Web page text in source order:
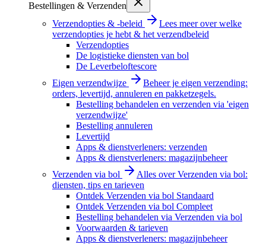
Bestellingen & Verzenden
Verzendopties & -beleid
Lees meer over welke
verzendopties je hebt & het verzendbeleid
Verzendopties
De logistieke diensten van bol
De Leverbeloftescore
Eigen verzendwijze
Beheer je eigen verzending:
orders, levertijd, annuleren en pakketzegels.
Bestelling behandelen en verzenden via 'eigen
verzendwijze'
Bestelling annuleren
Levertijd
Apps & dienstverleners: verzenden
Apps & dienstverleners: magazijnbeheer
Verzenden via bol
Alles over Verzenden via bol:
diensten, tips en tarieven
Ontdek Verzenden via bol Standaard
Ontdek Verzenden via bol Compleet
Bestelling behandelen via Verzenden via bol
Voorwaarden & tarieven
Apps & dienstverleners: magazijnbeheer